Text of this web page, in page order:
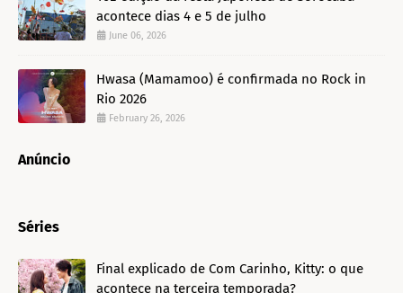
acontece dias 4 e 5 de julho
June 06, 2026
Hwasa (Mamamoo) é confirmada no Rock in
Rio 2026
February 26, 2026
Anúncio
Séries
Final explicado de Com Carinho, Kitty: o que
acontece na terceira temporada?